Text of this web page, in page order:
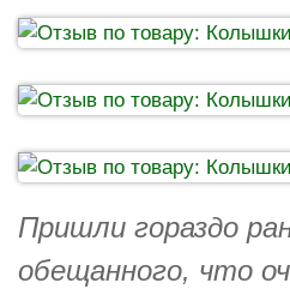
Пришли гораздо
обещанного, что